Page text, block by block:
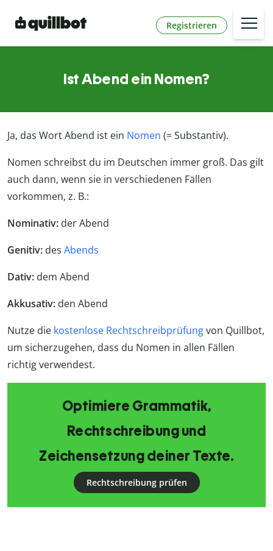
Registrieren
Ist Abend ein Nomen?
Ja, das Wort Abend ist ein Nomen (= Substantiv).
Nomen schreibst du im Deutschen immer groß. Das gilt
auch dann, wenn sie in verschiedenen Fällen
vorkommen, z. B.:
Nominativ: der Abend
Genitiv: des Abends
Dativ: dem Abend
Akkusativ: den Abend
Nutze die kostenlose Rechtschreibprüfungvon Quillbot,
um sicherzugehen, dass du Nomen in allen Fällen
richtig verwendest.
Optimiere Grammatik,
Rechtschreibung und
Zeichensetzung deiner Texte.
Rechtschreibung prüfen